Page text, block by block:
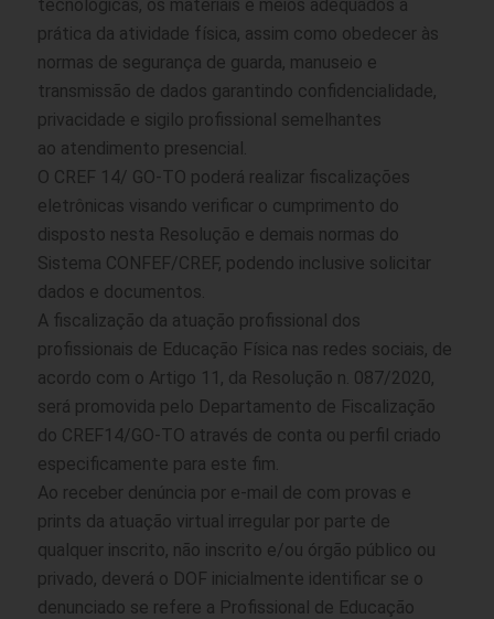
tecnológicas, os materiais e meios adequados à
prática da atividade física, assim como obedecer às
normas de segurança de guarda, manuseio e
transmissão de dados garantindo confidencialidade,
privacidade e sigilo profissional semelhantes
ao atendimento presencial.
O CREF 14/ GO-TO poderá realizar fiscalizações
eletrônicas visando verificar o cumprimento do
disposto nesta Resolução e demais normas do
Sistema CONFEF/CREF, podendo inclusive solicitar
dados e documentos.
A fiscalização da atuação profissional dos
profissionais de Educação Física nas redes sociais, de
acordo com o Artigo 11, da Resolução n. 087/2020,
será promovida pelo Departamento de Fiscalização
do CREF14/GO-TO através de conta ou perfil criado
especificamente para este fim.
Ao receber denúncia por e-mail de com provas e
prints da atuação virtual irregular por parte de
qualquer inscrito, não inscrito e/ou órgão público ou
privado, deverá o DOF inicialmente identificar se o
denunciado se refere a Profissional de Educação